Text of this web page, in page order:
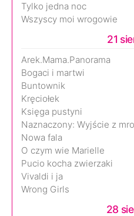
Tylko jedna noc
Wszyscy moi wrogowie
21
Arek.Mama.Panorama
Bogaci i martwi
Buntownik
Kręciołek
Księga pustyni
Naznaczony: Wyjście z
Nowa fala
O czym wie Marielle
Pucio kocha zwierzaki
Vivaldi i ja
Wrong Girls
28